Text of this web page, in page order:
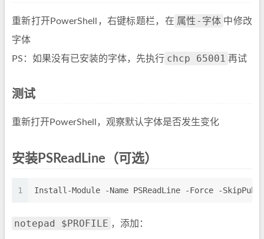
重新打开PowerShell，右键标题栏，在 属性-字体 中修改
字体
PS：如果没有已安装的字体，先执行 chcp 65001 再试
测试
重新打开PowerShell，观察默认字体是否发生变化
安装PSReadLine（可选）
1 Install-Module -Name PSReadLine -Force -
notepad $PROFILE ，添加：